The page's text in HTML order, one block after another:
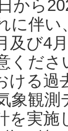
から
に伴い
及び4
くだ
ける過
象観
を実